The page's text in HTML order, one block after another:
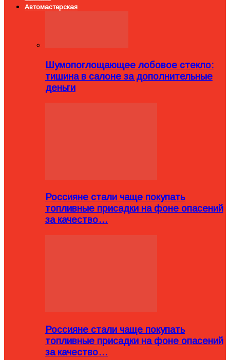
Автомастерская
Шумопоглощающее лобовое стекло:
тишина в салоне за дополнительные
деньги
Россияне стали чаще покупать
топливные присадки на фоне опасений
за качество…
Россияне стали чаще покупать
топливные присадки на фоне опасений
за качество…